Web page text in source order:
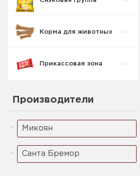
Корма для животных 123
Прикассовая зона 230
Производители
Микоян
Санта Бремор